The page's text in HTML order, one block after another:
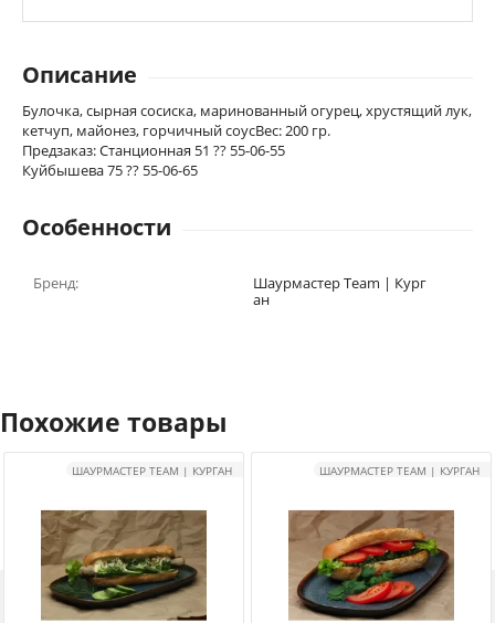
Описание
Булочка, сырная сосиска, маринованный огурец, хрустящий лук,
кетчуп, майонез, горчичный соусВес: 200 гр.
Предзаказ: Станционная 51 ?? 55-06-55
Куйбышева 75 ?? 55-06-65
Особенности
Бренд:
Шаурмастер Team | Кург
ан
Похожие товары
ШАУРМАСТЕР TEAM | КУРГАН ШАУРМАСТЕР TEAM | КУРГАН